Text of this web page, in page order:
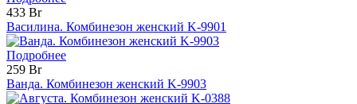
433 Br
Василина. Комбинезон женский K-9901
Подробнее
259 Br
Ванда. Комбинезон женский K-9903